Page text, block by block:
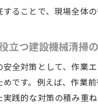
ることで、現場全体
立つ建設機械清掃
安全対策として、作業
めです。例えば、作業
実践的な対策の積み重